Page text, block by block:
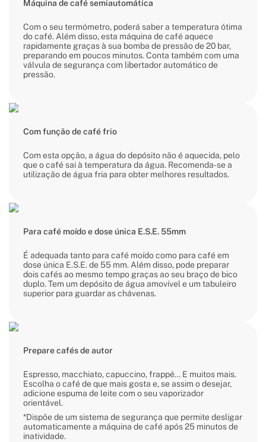
Máquina de café semiautomática
Com o seu termómetro, poderá saber a temperatura ótima
do café. Além disso, esta máquina de café aquece
rapidamente graças à sua bomba de pressão de 20 bar,
preparando em poucos minutos. Conta também com uma
válvula de segurança com libertador automático de
pressão.
Com função de café frio
Com esta opção, a água do depósito não é aquecida, pelo
que o café sai à temperatura da água. Recomenda-se a
utilização de água fria para obter melhores resultados.
Para café moído e dose única E.S.E. 55mm
É adequada tanto para café moído como para café em
dose única E.S.E. de 55 mm. Além disso, pode preparar
dois cafés ao mesmo tempo graças ao seu braço de bico
duplo. Tem um depósito de água amovível e um tabuleiro
superior para guardar as chávenas.
Prepare cafés de autor
Espresso, macchiato, capuccino, frappé… E muitos mais.
Escolha o café de que mais gosta e, se assim o desejar,
adicione espuma de leite com o seu vaporizador
orientável.
*Dispõe de um sistema de segurança que permite desligar
automaticamente a máquina de café após 25 minutos de
inatividade.